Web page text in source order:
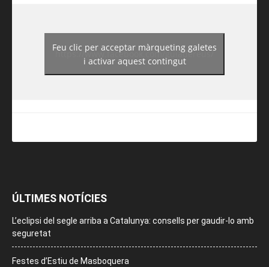
https://www.facebook.com/guiadereus/
Feu clic per acceptar màrqueting galetes
i activar aquest contingut
ÚLTIMES NOTÍCIES
L’eclipsi del segle arriba a Catalunya: consells per gaudir-lo amb
seguretat
Festes d’Estiu de Masboquera